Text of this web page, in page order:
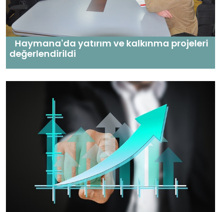
Haymana'da yatırım ve kalkınma projeleri
değerlendirildi